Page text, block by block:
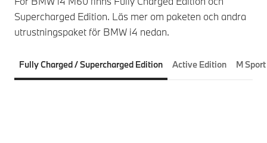
Supercharged Edition. Läs mer om paketen och andra
utrustningspaket för BMW i4 nedan.
Fully Charged / Supercharged Edition Active Edition M